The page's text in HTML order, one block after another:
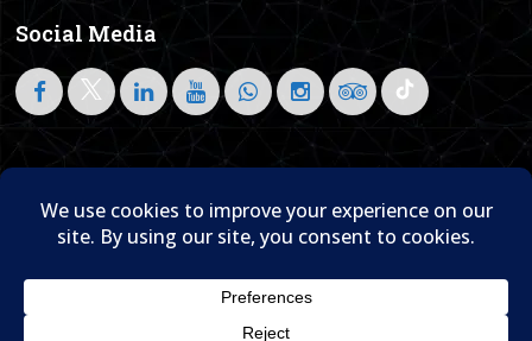
Social Media
Follow on LinkedIn